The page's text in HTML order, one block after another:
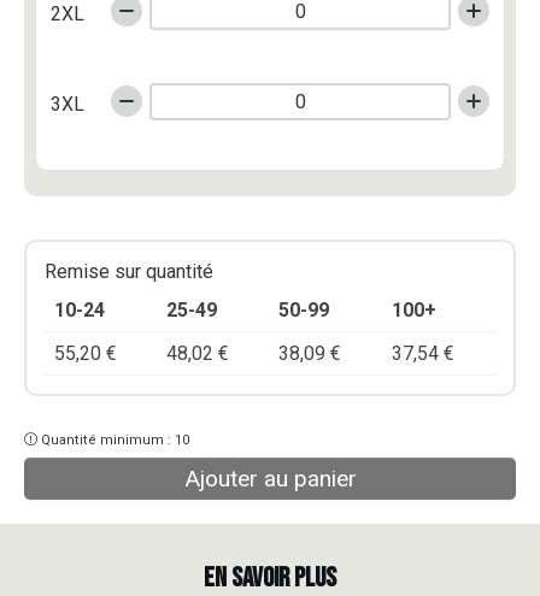
2XL
3XL
Remise sur quantité
10-24
25-49 50-99
100+
55,20 € 48,02 € 38,09 € 37,54 €
Quantité minimum : 10
Ajouter au panier
EN SAVOIR PLUS